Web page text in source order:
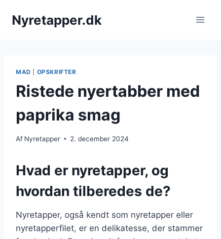
Nyretapper.dk
MAD OPSKRIFTER
Ristede nyertabber med
paprika smag
Af Nyretapper 2. december 2024
Hvad er nyretapper, og
hvordan tilberedes de?
Nyretapper, også kendt som nyretapper eller
nyretapperfilet, er en delikatesse, der stammer